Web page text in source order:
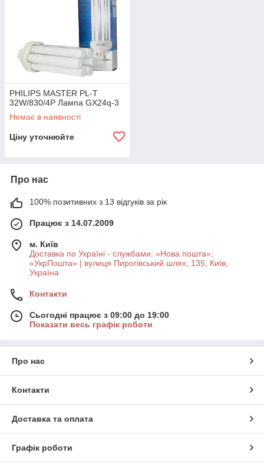
PHILIPS MASTER PL-T
32W/830/4P Лампа GX24q-3
Немає в наявності
Ціну уточнюйте
Про нас
100% позитивних з 13 відгуків за рік
Працює з 14.07.2009
м. Київ
Доставка по Україні - службами: «Нова пошта»;
«УкрПошта» | вулиця Пирогівський шлях, 135, Київ,
Україна
Контакти
Сьогодні працює з 09:00 до 19:00
Показати весь графік роботи
Про нас
Контакти
Доставка та оплата
Графік роботи